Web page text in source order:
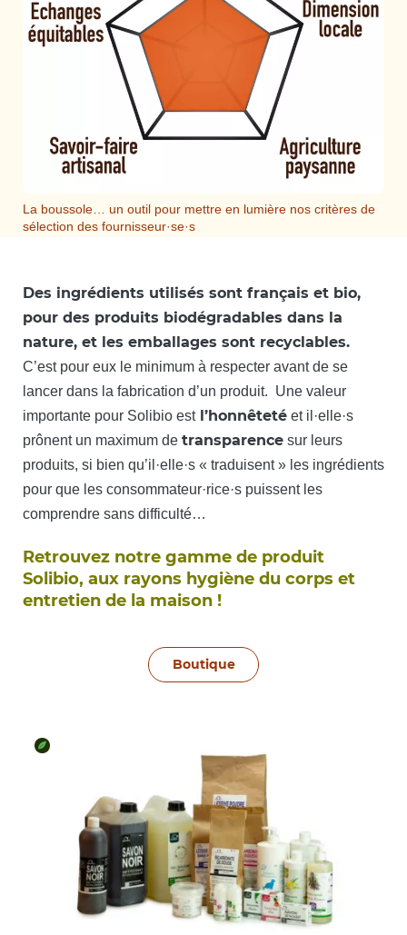
La boussole… un outil pour mettre en lumière nos critères de
sélection des fournisseur·se·s
Des ingrédients utilisés sont français et bio,
pour des produits biodégradables dans la
nature, et les emballages sont recyclables.
C’est pour eux le minimum à respecter avant de se
lancer dans la fabrication d’un produit. Une valeur
importante pour Solibio estl’honnêteté et il·elle·s
prônent un maximum de transparence sur leurs
produits, si bien qu’il·elle·s « traduisent » les ingrédients
pour que les consommateur·rice·s puissent les
comprendre sans difficulté…
Retrouvez notre gamme de produit
Solibio, aux rayons hygiène du corps et
entretien de la maison !
Boutique